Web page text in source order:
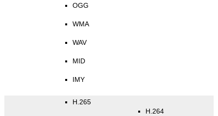
OGG
WMA
WAV
MID
IMY
H.265
H.264